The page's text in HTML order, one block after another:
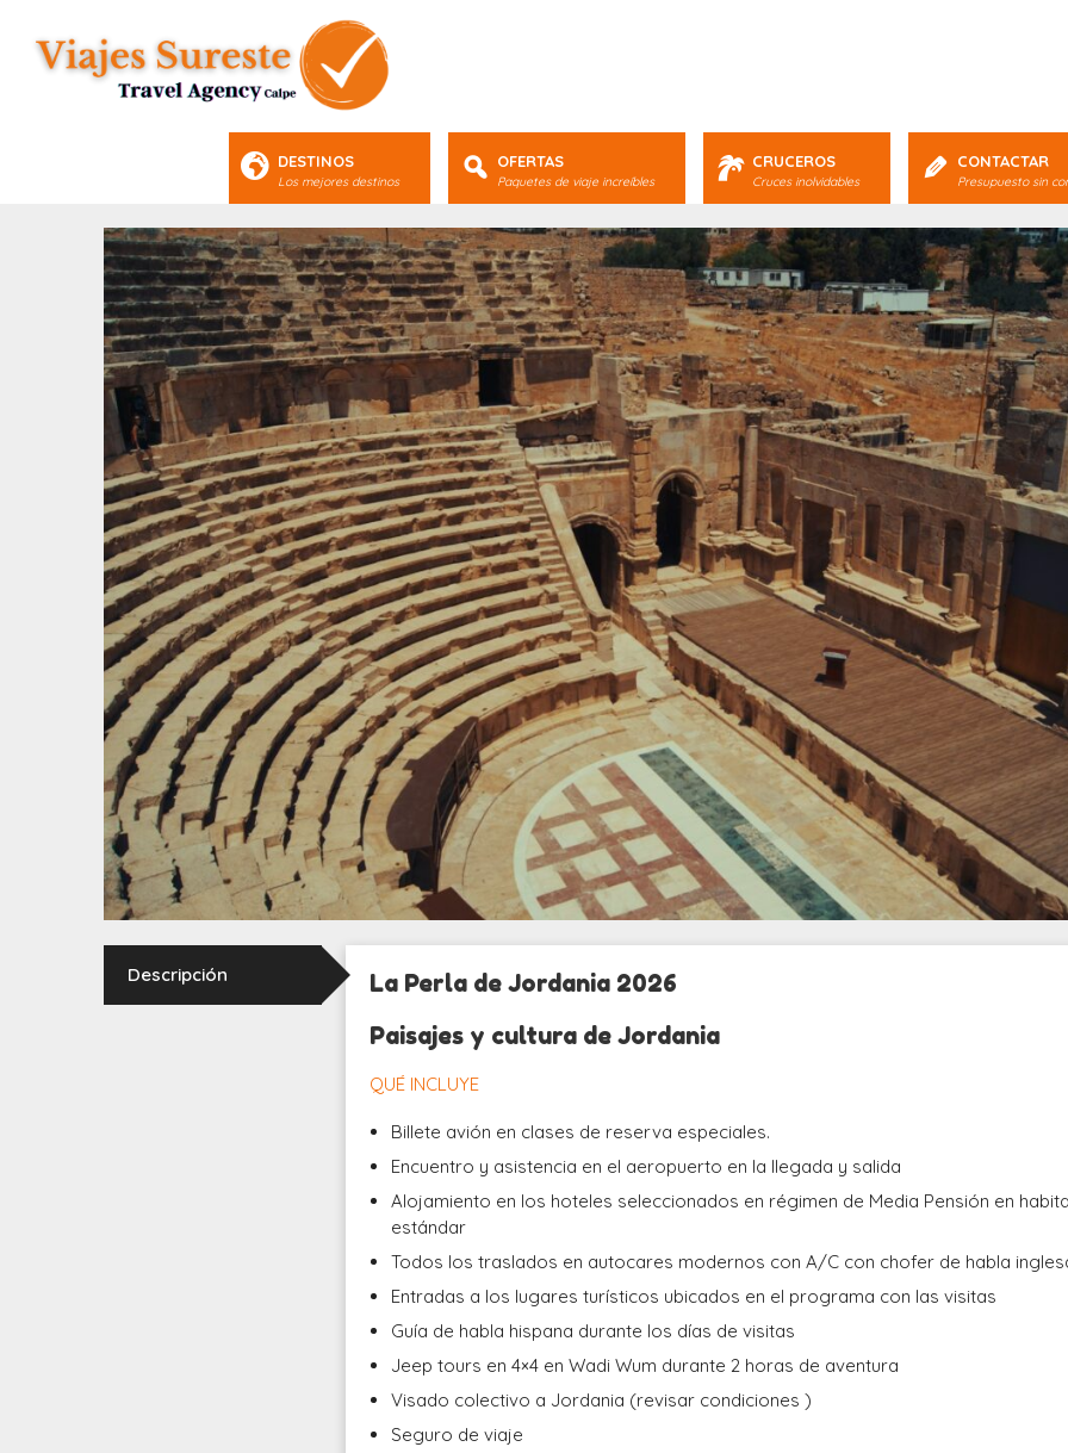
DESTINOS
Los mejores destinos
OFERTAS
Paquetes de viaje increíbles
CRUCEROS
Cruces inolvidables
CONTACTAR
Presupuesto sin
Descripción
La Perla de Jordania 2026
Paisajes y cultura de Jordania
QUÉ INCLUYE
Billete avión en clases de reserva especiales.
Encuentro y asistencia en el aeropuerto en la llegada y salida
Alojamiento en los hoteles seleccionados en régimen de Media Pensión en
estándar
Todos los traslados en autocares modernos con A/C con chofer de habla
Entradas a los lugares turísticos ubicados en el programa con las visitas
Guía de habla hispana durante los días de visitas
Jeep tours en 4×4 en Wadi Wum durante 2 horas de aventura
Visado colectivo a Jordania (revisar condiciones )
Seguro de viaje